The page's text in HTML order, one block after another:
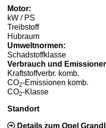
Motor:
kW / PS
Treibstoff
Hubraum
Umweltnormen:
Schadstoffklasse
Verbrauch und
Kraftstoffverbr. komb.
CO2-Emissionen komb.
CO2-Klasse
Standort
Details zum Opel